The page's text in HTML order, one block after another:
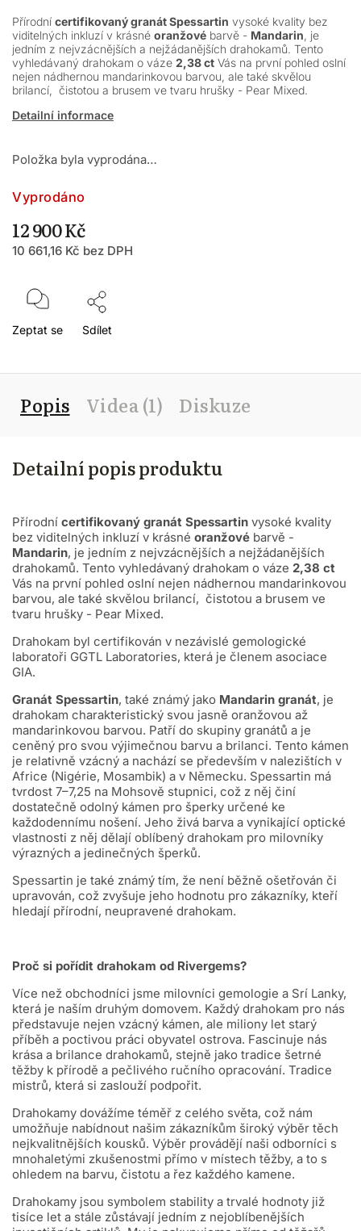
Přírodní certifikovaný granát Spessartin vysoké kvality bez
viditelných inkluzí v krásné oranžové barvě - Mandarin , je
jedním z nejvzácnějších a nejžádanějších drahokamů. Tento
vyhledávaný drahokam o váze 2,38 ct Vás na první pohled oslní
nejen nádhernou mandarinkovou barvou, ale také skvělou
brilancí, čistotou a brusem ve tvaru hrušky - Pear Mixed.
Detailní informace
Položka byla vyprodána…
12 900 Kč
10 661,16 Kč bez DPH
Vyprodáno
Zeptat se Sdílet
Popis Videa (1) Diskuze
Detailní popis produktu
Přírodní certifikovaný granát Spessartin vysoké kvality
bez viditelných inkluzí v krásné oranžové barvě -
Mandarin, je jedním z nejvzácnějších a nejžádanějších
drahokamů. Tento vyhledávaný drahokam o váze 2,38 ct
Vás na první pohled oslní nejen nádhernou mandarinkovou
barvou, ale také skvělou brilancí, čistotou a brusem ve
tvaru hrušky - Pear Mixed.
Drahokam byl certifikován v nezávislé gemologické
laboratoři GGTL Laboratories, která je členem asociace
GIA.
Granát Spessartin, také známý jako Mandarin granát, je
drahokam charakteristický svou jasně oranžovou až
mandarinkovou barvou. Patří do skupiny granátů a je
ceněný pro svou výjimečnou barvu a brilanci. Tento kámen
je relativně vzácný a nachází se především v nalezištích v
Africe (Nigérie, Mosambik) a v Německu. Spessartin má
tvrdost 7–7,25 na Mohsově stupnici, což z něj činí
dostatečně odolný kámen pro šperky určené ke
každodennímu nošení. Jeho živá barva a vynikající optické
vlastnosti z něj dělají oblíbený drahokam pro milovníky
výrazných a jedinečných šperků.
Spessartin je také známý tím, že není běžně ošetřován či
upravován, což zvyšuje jeho hodnotu pro zákazníky, kteří
hledají přírodní, neupravené drahokam.
Proč si pořídit drahokam od Rivergems?
Více než obchodníci jsme milovníci gemologie a Srí Lanky,
která je naším druhým domovem. Každý drahokam pro nás
představuje nejen vzácný kámen, ale miliony let starý
příběh a poctivou práci obyvatel ostrova. Fascinuje nás
krása a brilance drahokamů, stejně jako tradice šetrné
těžby k přírodě a pečlivého ručního opracování. Tradice
mistrů, která si zaslouží podpořit.
Drahokamy dovážíme téměř z celého světa, což nám
umožňuje nabídnout našim zákazníkům široký výběr těch
nejkvalitnějších kousků. Výběr provádějí naši odborníci s
mnohaletými zkušenostmi přímo v místech těžby, a to s
ohledem na barvu, čistotu a řez každého kamene.
Drahokamy jsou symbolem stability a trvalé hodnoty již
tisíce let a stále zůstávají jedním z nejoblíbenějších